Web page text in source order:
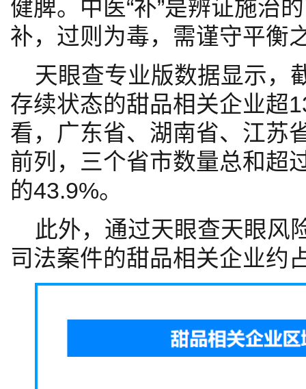
健脾。中医“补”是辨证施治
补，过则为毒，需谨守平衡
天眼查专业版数据显示，
存续状态的甜品相关企业超
看，广东省、湖南省、江苏
前列，三个省市数量总和超
的43.9%。
此外，通过天眼查天眼风
司法案件的甜品相关企业约